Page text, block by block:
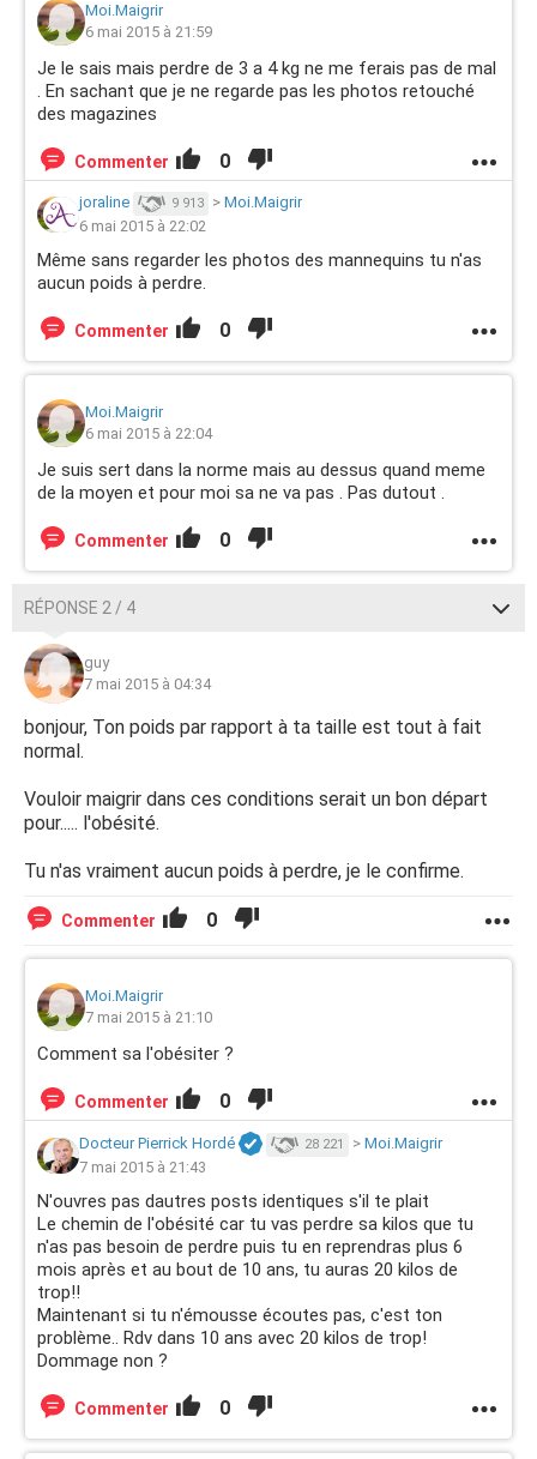
Moi.Maigrir
6 mai 2015 à 21:59
Je le sais mais perdre de 3 a 4 kg ne me ferais pas de mal
. En sachant que je ne regarde pas les photos retouché
des magazines
Commenter 0
joraline 9 913 > Moi.Maigrir
6 mai 2015 à 22:02
Même sans regarder les photos des mannequins tu n'as
aucun poids à perdre.
Commenter 0
Moi.Maigrir
6 mai 2015 à 22:04
Je suis sert dans la norme mais au dessus quand meme
de la moyen et pour moi sa ne va pas . Pas dutout .
Commenter 0
RÉPONSE 2 / 4
guy
7 mai 2015 à 04:34
bonjour, Ton poids par rapport à ta taille est tout à fait
normal.
Vouloir maigrir dans ces conditions serait un bon départ
pour..... l'obésité.
Tu n'as vraiment aucun poids à perdre, je le confirme.
Commenter 0
Moi.Maigrir
7 mai 2015 à 21:10
Comment sa l'obésiter ?
Commenter 0
Docteur Pierrick Hordé 28 221 > Moi.Maigrir
7 mai 2015 à 21:43
N'ouvres pas dautres posts identiques s'il te plait
Le chemin de l'obésité car tu vas perdre sa kilos que tu
n'as pas besoin de perdre puis tu en reprendras plus 6
mois après et au bout de 10 ans, tu auras 20 kilos de
trop!!
Maintenant si tu n'émousse écoutes pas, c'est ton
problème.. Rdv dans 10 ans avec 20 kilos de trop!
Dommage non ?
Commenter 0